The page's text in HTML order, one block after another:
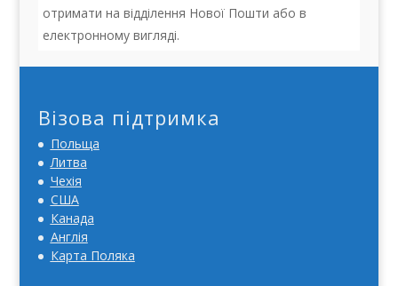
отримати на відділення Нової Пошти або в
електронному вигляді.
Візова підтримка
Польща
Литва
Чехія
США
Канада
Англія
Карта Поляка